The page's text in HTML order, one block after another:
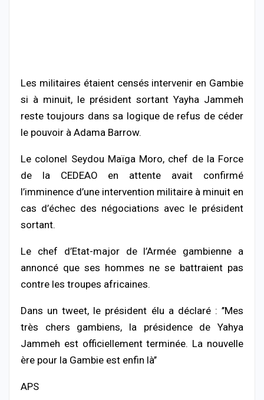
Les militaires étaient censés intervenir en Gambie
si à minuit, le président sortant Yayha Jammeh
reste toujours dans sa logique de refus de céder
le pouvoir à Adama Barrow.
Le colonel Seydou Maïga Moro, chef de la Force
de la CEDEAO en attente avait confirmé
l’imminence d’une intervention militaire à minuit en
cas d’échec des négociations avec le président
sortant.
Le chef d’Etat-major de l’Armée gambienne a
annoncé que ses hommes ne se battraient pas
contre les troupes africaines.
Dans un tweet, le président élu a déclaré : ’’Mes
très chers gambiens, la présidence de Yahya
Jammeh est officiellement terminée. La nouvelle
ère pour la Gambie est enfin là’’
APS